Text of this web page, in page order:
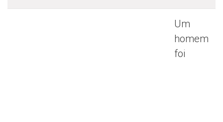
Um
homem
foi